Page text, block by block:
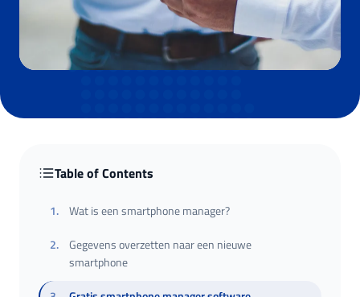
Table of Contents
1.
Wat is een smartphone manager?
2.
Gegevens overzetten naar een nieuwe
smartphone